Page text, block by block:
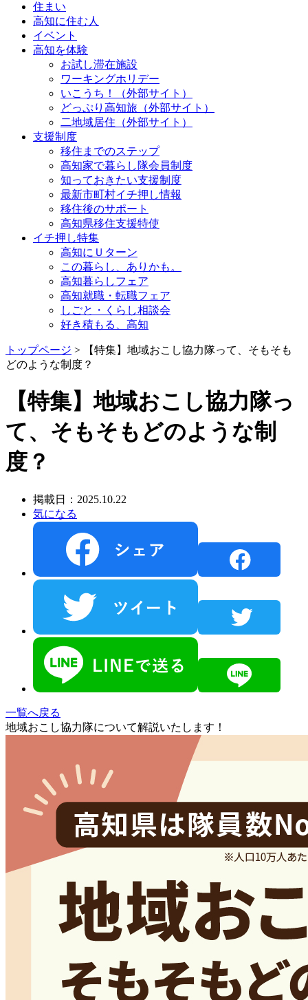
住まい
高知に住む人
イベント
高知を体験
お試し滞在施設
ワーキングホリデー
いこうち！（外部サイト）
どっぷり高知旅（外部サイト）
二地域居住（外部サイト）
支援制度
移住までのステップ
高知家で暮らし隊会員制度
知っておきたい支援制度
最新市町村イチ押し情報
移住後のサポート
高知県移住支援特使
イチ押し特集
高知にＵターン
この暮らし、ありかも。
高知暮らしフェア
高知就職・転職フェア
しごと・くらし相談会
好き積もる、高知
トップページ > 【特集】地域おこし協力隊って、そもそも
どのような制度？
【特集】地域おこし協力隊っ
て、そもそもどのような制
度？
掲載日：2025.10.22
気になる
一覧へ戻る
地域おこし協力隊について解説いたします！